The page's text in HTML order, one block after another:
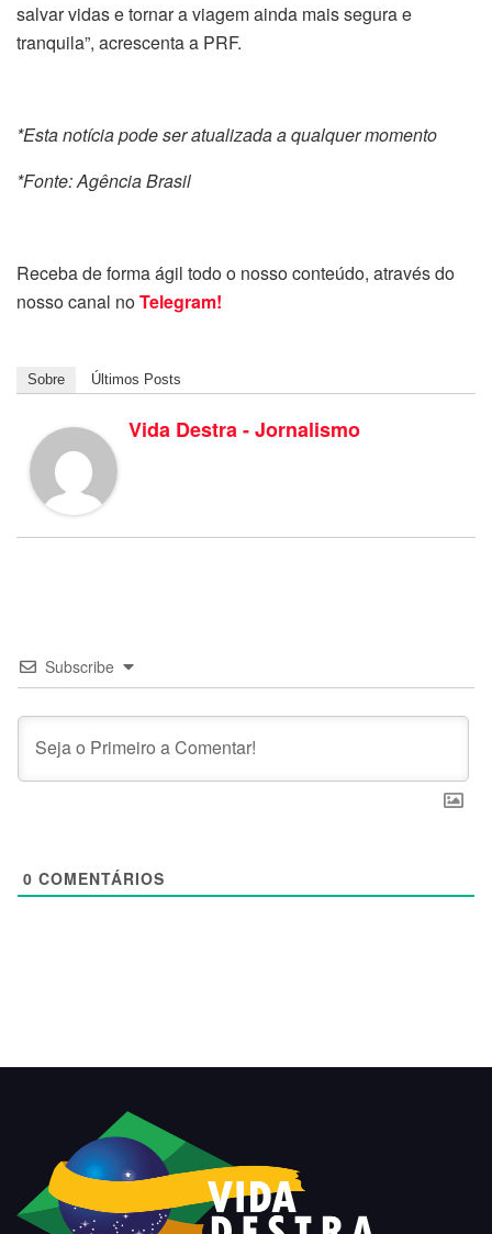
salvar vidas e tornar a viagem ainda mais segura e
tranquila”, acrescenta a PRF.
*Esta notícia pode ser atualizada a qualquer momento
*Fonte: Agência Brasil
Receba de forma ágil todo o nosso conteúdo, através do
nosso canal noTelegram!
Sobre Últimos Posts
Vida Destra - Jornalismo
Subscribe
0 COMENTÁRIOS